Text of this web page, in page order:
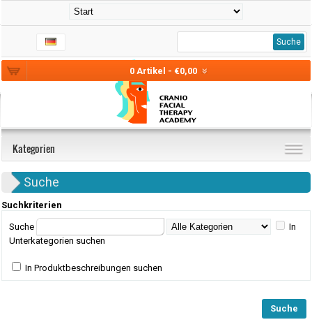
0 Artikel - €0,00
Suche
Kategorien
Suche
Suchkriterien
Suche
In
Unterkategorien suchen
In Produktbeschreibungen suchen